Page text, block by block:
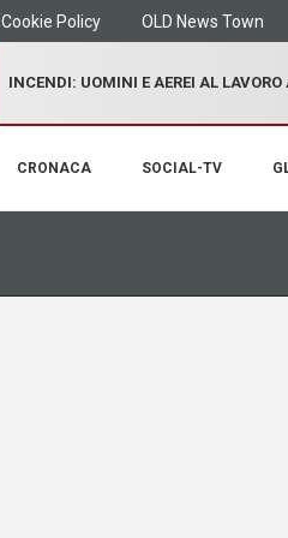
Cookie Policy OLD News Town
INCENDI: UOMINI E AEREI AL
CRONACA SOCIAL-TV